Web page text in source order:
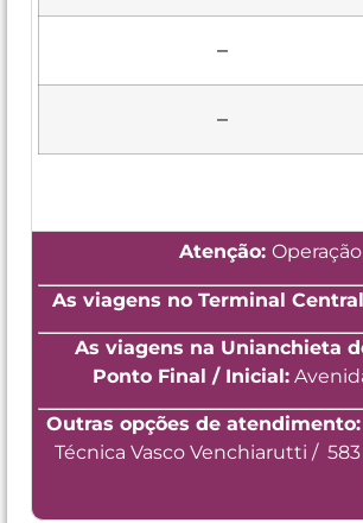
–
–
Atenção: O
As viagens no Terminal
As viagens na Unianchieta
Ponto Final / Inicial:
Outras opções de atendimento:
Técnica Vasco Venchiarutti /